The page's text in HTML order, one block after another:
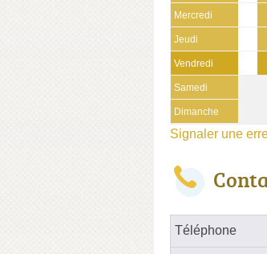
Mercredi
Jeudi
Vendredi
Samedi
Dimanche
Signaler une
Téléphone